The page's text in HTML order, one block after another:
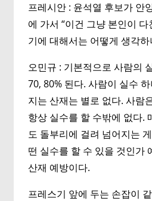
프레시안 : 윤석열 후보가 안
에 가서 “이건 그냥 본인이 다
기에 대해서는 어떻게 생각하
오민규 : 기본적으로 사람의
70, 80% 된다. 사람이 실수
지는 산재는 별로 없다. 사람
항상 실수를 할 수밖에 없다.
도 돌부리에 걸려 넘어지는
떤 실수를 할 수 있을 것인가
산재 예방이다.
프레스기 앞에 두는 손잡이